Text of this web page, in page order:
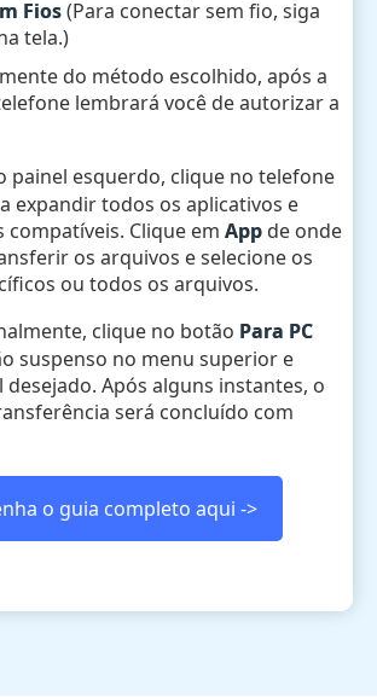
Fios(Para conectar sem fio, siga
tela.)
do método escolhido, após a
lembrará você de autorizar a
painel esquerdo, clique no telefone
expandir todos os aplicativos e
compatíveis. Clique emApp de onde
os arquivos e selecione os
ou todos os arquivos.
clique no botão Para PC
suspenso no menu superior e
desejado. Após alguns instantes, o
será concluído com
o guia completo aqui ->